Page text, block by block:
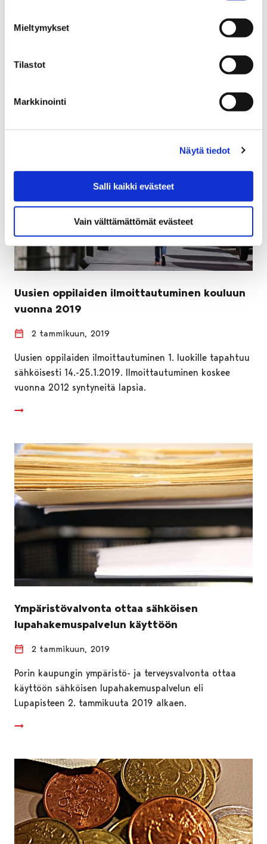
Mieltymykset
Tilastot
Markkinointi
Näytä tiedot
Salli kaikki evästeet
Vain välttämättömät evästeet
nuohouspalvelujen järjestämisestä alueellaan 1.1.2019
loppumista ja nuohouksen vapautumista kilpailulle.
Jatkossa asukkaat voivat…
Uusien oppilaiden ilmoittautuminen kouluun
vuonna 2019
2 tammikuun, 2019
Uusien oppilaiden ilmoittautuminen 1. luokille tapahtuu
sähköisesti 14.-25.1.2019. Ilmoittautuminen koskee
vuonna 2012 syntyneitä lapsia.
Ympäristövalvonta ottaa sähköisen
lupahakemuspalvelun käyttöön
2 tammikuun, 2019
Porin kaupungin ympäristö- ja terveysvalvonta ottaa
käyttöön sähköisen lupahakemuspalvelun eli
Lupapisteen 2. tammikuuta 2019 alkaen.